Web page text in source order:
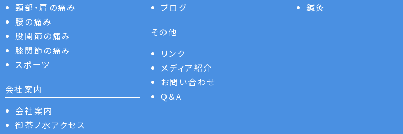
頸部・肩の痛み
腰の痛み
股関節の痛み
膝関節の痛み
スポーツ
会社案内
会社案内
御茶ノ水アクセス
ブログ
その他
リンク
メディア紹介
お問い合わせ
Q＆A
鍼灸